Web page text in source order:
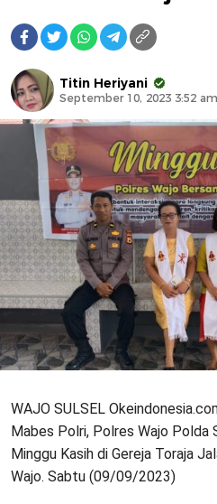
Titin Heriyani
September 10, 2023 3:52 am
WAJO SULSEL
Mabes Polri, Polres Wajo Polda
Minggu Kasih di Gereja Toraja
Wajo. Sabtu (09/09/2023)